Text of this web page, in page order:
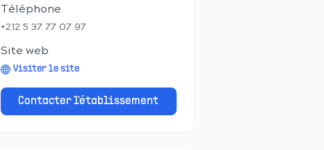
Téléphone
+212 5 37 77 07 97
Site web
Visiter le site
Contacter l'établissement